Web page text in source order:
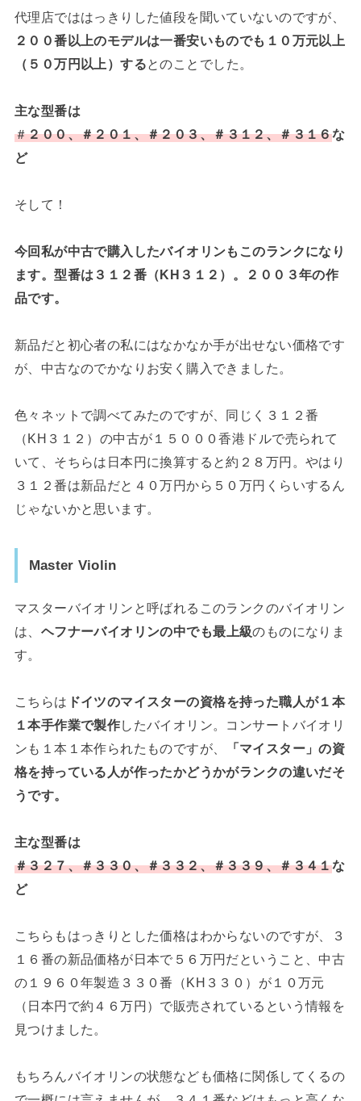
代理店でははっきりした値段を聞いていないのですが、
２００番以上のモデルは一番安いものでも１０万元以上
（５０万円以上）するとのことでした。
主な型番は
＃２００、＃２０１、＃２０３、＃３１２、＃３１６な
ど
そして！
今回私が中古で購入したバイオリンもこのランクになり
ます。型番は３１２番（KH３１２）。２００３年の作
品です。
新品だと初心者の私にはなかなか手が出せない価格です
が、中古なのでかなりお安く購入できました。
色々ネットで調べてみたのですが、同じく３１２番
（KH３１２）の中古が１５０００香港ドルで売られて
いて、そちらは日本円に換算すると約２８万円。やはり
３１２番は新品だと４０万円から５０万円くらいするん
じゃないかと思います。
Master Violin
マスターバイオリンと呼ばれるこのランクのバイオリン
は、 ヘフナーバイオリンの中でも最上級のものになりま
す。
こちらは ドイツのマイスターの資格を持った職人が１本
１本手作業で製作したバイオリン。コンサートバイオリ
ンも１本１本作られたものですが、
「マイスター」の資
格を持っている人が作ったかどうかがランクの違いだそ
うです。
主な型番は
＃３２７、＃３３０、＃３３２、＃３３９、＃３４１な
ど
こちらもはっきりとした価格はわからないのですが、３
１６番の新品価格が日本で５６万円だということ、中古
の１９６０年製造３３０番（KH３３０）が１０万元
（日本円で約４６万円）で販売されているという情報を
見つけました。
もちろんバイオリンの状態なども価格に関係してくるの